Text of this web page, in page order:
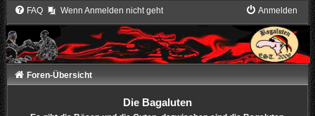
FAQ Wenn Anmelden nicht geht Anmelden
Foren-Übersicht
Die Bagaluten